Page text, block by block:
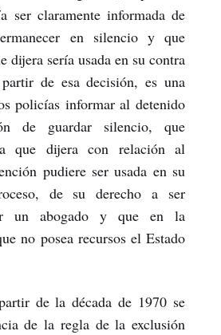
ser claramente informada de
en silencio y que
dijera sería usada en su contra
de esa decisión, es una
policías informar al detenido
de guardar silencio, que
que dijera con relación al
pudiere ser usada en su
de su derecho a ser
un abogado y que en la
no posea recursos el Estado
de la década de 1970 se
de la regla de la exclusión